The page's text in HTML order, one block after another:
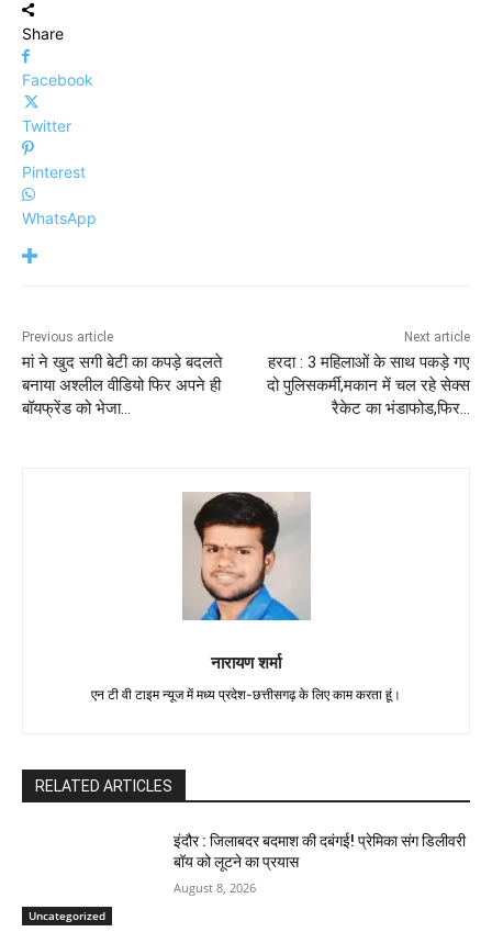
Share
Facebook
Twitter
Pinterest
WhatsApp
Previous article
मां ने खुद सगी बेटी का कपड़े बदलते
बनाया अश्लील वीडियो फिर अपने ही
बॉयफ्रेंड को भेजा…
Next article
हरदा : 3 महिलाओं के साथ पकड़े गए
दो पुलिसकर्मी,मकान में चल रहे सेक्स
रैकेट का भंडाफोड,फिर…
नारायण शर्मा
एन टी वी टाइम न्यूज में मध्य प्रदेश-छत्तीसगढ़ के लिए काम करता हूं।
RELATED ARTICLES
Uncategorized
इंदौर : जिलाबदर बदमाश की दबंगई! प्रेमिका संग डिलीवरी
बॉय को लूटने का प्रयास
August 8, 2026